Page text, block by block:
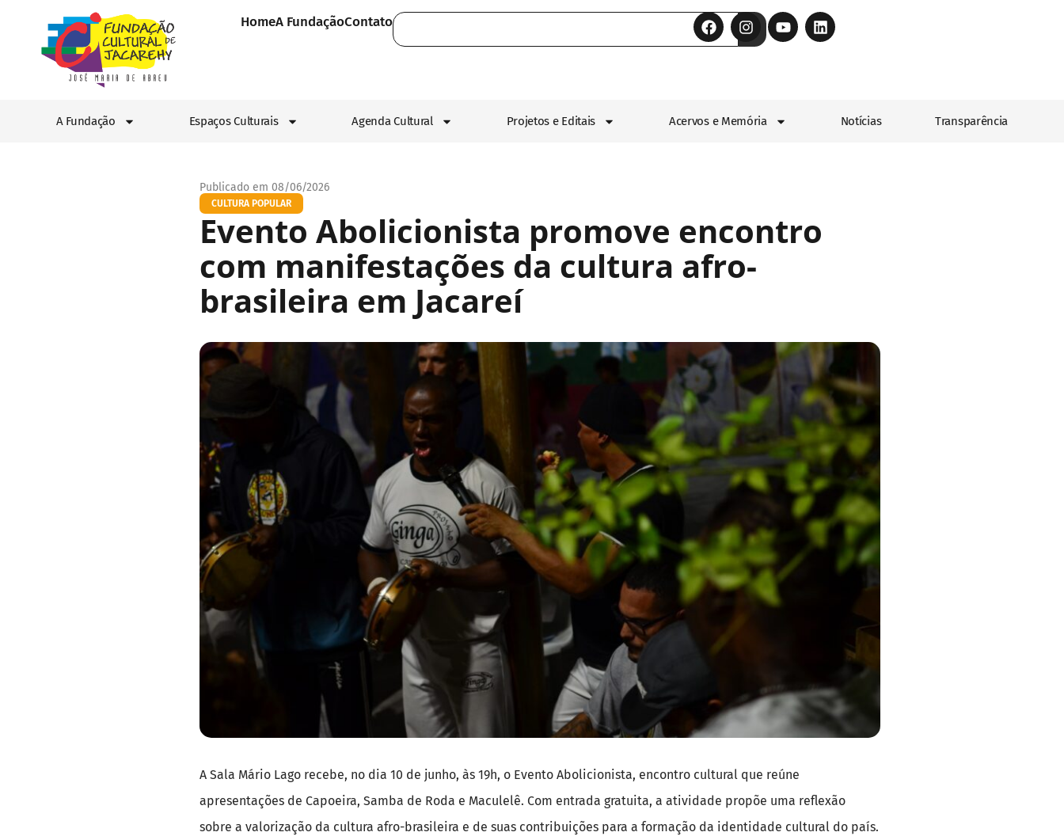
HomeA FundaçãoContato
A Fundação Espaços Culturais Agenda Cultural Projetos e Editais Acervos e Memória Notícias Transparência
Publicado em 08/06/2026
CULTURA POPULAR
Evento Abolicionista promove encontro
com manifestações da cultura afro-
brasileira em Jacareí
A Sala Mário Lago recebe, no dia 10 de junho, às 19h, o Evento Abolicionista, encontro cultural que reúne
apresentações de Capoeira, Samba de Roda e Maculelê. Com entrada gratuita, a atividade propõe uma reflexão
sobre a valorização da cultura afro-brasileira e de suas contribuições para a formação da identidade cultural do país.